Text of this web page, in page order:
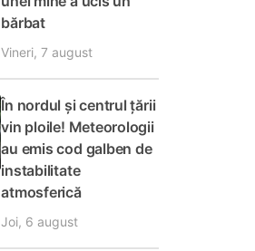
bărbat
Vineri, 7 august
În nordul și centrul țării
vin ploile! Meteorologii
au emis cod galben de
instabilitate
atmosferică
Joi, 6 august